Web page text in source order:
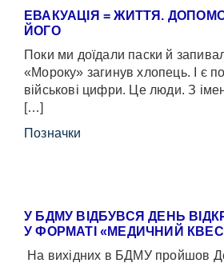
ЕВАКУАЦІЯ = ЖИТТЯ.
ЙОГО
Поки ми доїдали паски й
«Мороку» загинув хлопець. І є
військові цифри. Це люди. З
[…]
Позначки
У БДМУ ВІДБУВСЯ ДЕНЬ
У ФОРМАТІ «МЕДИЧНИЙ
На вихідних в БДМУ пройшов